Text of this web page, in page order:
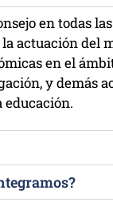
en todas
actuación del
en el
y demás
educación.